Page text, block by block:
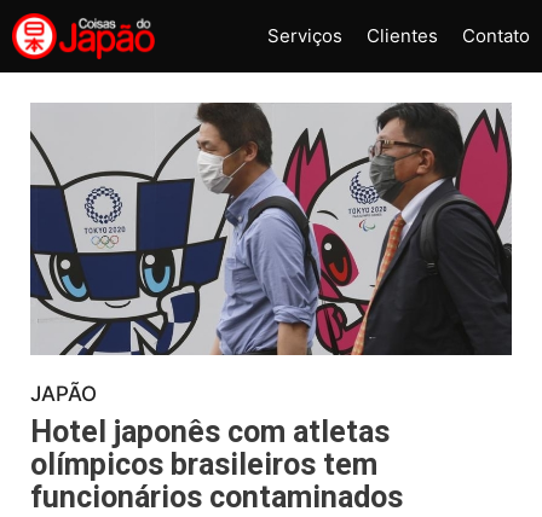
Pular
para
o
conteúdo
Serviços Clientes Contato
JAPÃO
Hotel japonês com atletas
olímpicos brasileiros tem
funcionários contaminados